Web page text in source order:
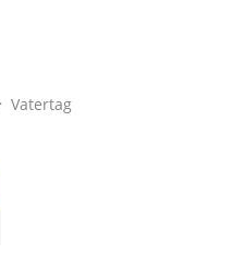
Vatertag